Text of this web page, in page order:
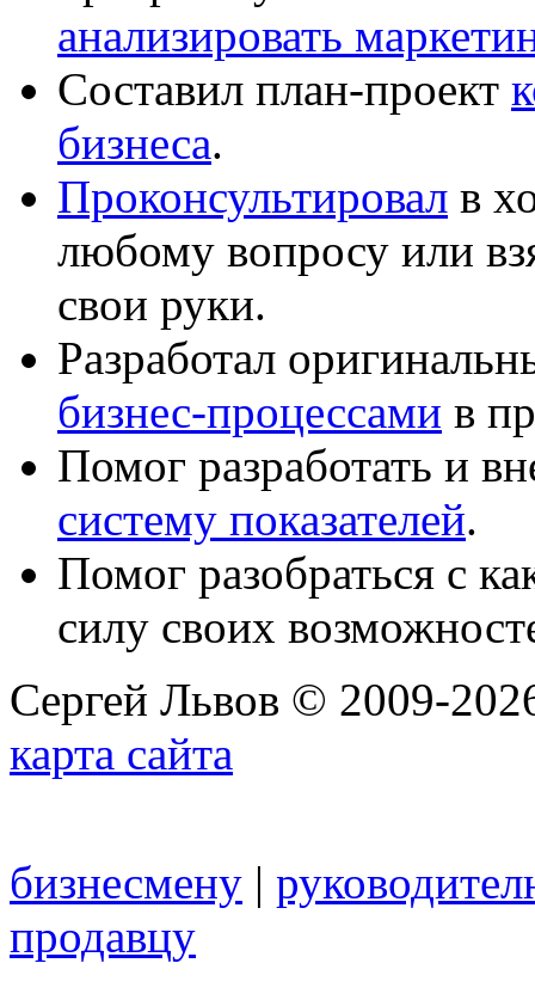
анализировать
Составил план-проект
бизнеса.
Проконсультировал в
любому вопросу или
свои руки.
Разработал
бизнес-процессами в
Помог разработать и
систему показателей.
Помог разобраться с
силу своих
Сергей Львов © 2009-
карта сайта
бизнесмену |
продавцу